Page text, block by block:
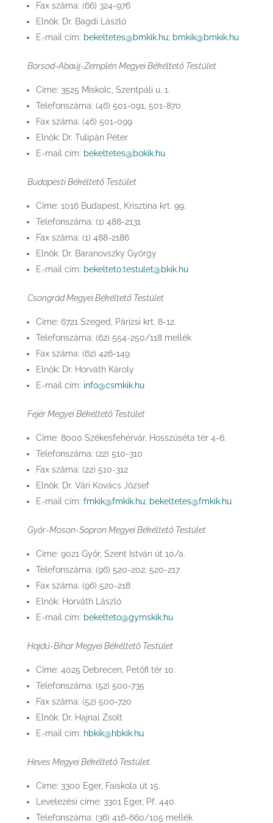
Fax száma: (66) 324-976
Elnök: Dr. Bagdi László
E-mail cím: bekeltetes@bmkik.hu; bmkik@bmkik.hu
Borsod-Abaúj-Zemplén Megyei Békéltető Testület
Címe: 3525 Miskolc, Szentpáli u. 1.
Telefonszáma: (46) 501-091, 501-870
Fax száma: (46) 501-099
Elnök: Dr. Tulipán Péter
E-mail cím: bekeltetes@bokik.hu
Budapesti Békéltető Testület
Címe: 1016 Budapest, Krisztina krt. 99.
Telefonszáma: (1) 488-2131
Fax száma: (1) 488-2186
Elnök: Dr. Baranovszky György
E-mail cím: bekelteto.testulet@bkik.hu
Csongrád Megyei Békéltető Testület
Címe: 6721 Szeged, Párizsi krt. 8-12.
Telefonszáma: (62) 554-250/118 mellék
Fax száma: (62) 426-149
Elnök: Dr. Horváth Károly
E-mail cím: info@csmkik.hu
Fejér Megyei Békéltető Testület
Címe: 8000 Székesfehérvár, Hosszúséta tér 4-6.
Telefonszáma: (22) 510-310
Fax száma: (22) 510-312
Elnök: Dr. Vári Kovács József
E-mail cím: fmkik@fmkik.hu; bekeltetes@fmkik.hu
Győr-Moson-Sopron Megyei Békéltető Testület
Címe: 9021 Győr, Szent István út 10/a.
Telefonszáma: (96) 520-202; 520-217
Fax száma: (96) 520-218
Elnök: Horváth László
E-mail cím: bekelteto@gymskik.hu
Hajdú-Bihar Megyei Békéltető Testület
Címe: 4025 Debrecen, Petőfi tér 10.
Telefonszáma: (52) 500-735
Fax száma: (52) 500-720
Elnök: Dr. Hajnal Zsolt
E-mail cím: hbkik@hbkik.hu
Heves Megyei Békéltető Testület
Címe: 3300 Eger, Faiskola út 15.
Levelezési címe: 3301 Eger, Pf. 440.
Telefonszáma: (36) 416-660/105 mellék